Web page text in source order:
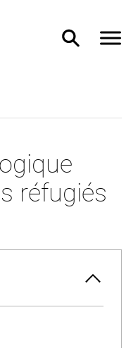
Afficher/
réfugiés